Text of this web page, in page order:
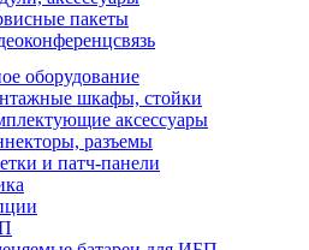
пакеты
оборудование
шкафы, стойки
аксессуары
разъемы
и патч-панели